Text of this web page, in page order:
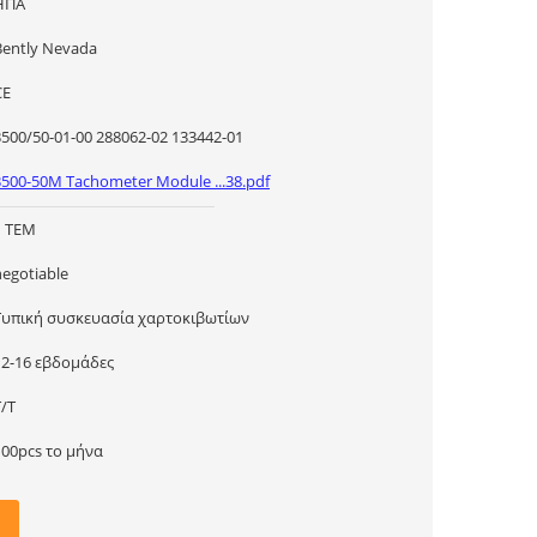
Nevada
50-01-00 288062-02 133442-01
50M Tachometer Module ...38.pdf
ΤΕΜ
συσκευασία χαρτοκιβωτίων
16 εβδομάδες
T
το μήνα